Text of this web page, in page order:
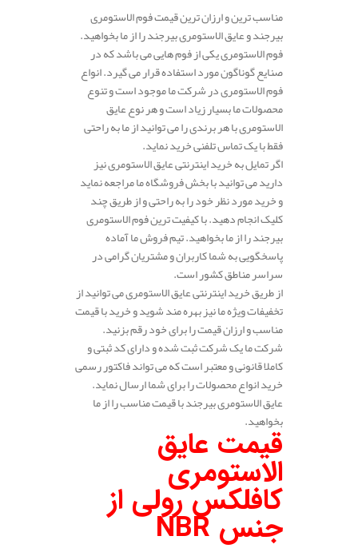
مناسب ترین و ارزان ترین قیمت فوم الاستومری
بیرجند و عایق الاستومری بیرجند را از ما بخواهید.
فوم الاستومری یکی از فوم هایی می باشد که در
صنایع گوناگون مورد استفاده قرار می گیرد. انواع
فوم الاستومری در شرکت ما موجود است و تنوع
محصولات ما بسیار زیاد است و هر نوع عایق
الاستومری با هر برندی را می توانید از ما به راحتی
فقط با یک تماس تلفنی خرید نماید.
اگر تمایل به خرید اینترنتی عایق الاستومری نیز
دارید می توانید با بخش فروشگاه ما مراجعه نماید
و خرید مورد نظر خود را به راحتی و از طریق چند
کلیک انجام دهید. با کیفیت ترین فوم الاستومری
بیرجند را از ما بخواهید. تیم فروش ما آماده
پاسخگویی به شما کاربران و مشتریان گرامی در
سراسر مناطق کشور است.
از طریق خرید اینترنتی عایق الاستومری می توانید از
تخفیفات ویژه ما نیز بهره مند شوید و خرید با قیمت
مناسب و ارزان قیمت را برای خود رقم بزنید.
شرکت ما یک شرکت ثبت شده و دارای کد ثبتی و
کاملا قانونی و معتبر است که می تواند فاکتور رسمی
خرید انواع محصولات را برای شما ارسال نماید.
عایق الاستومری بیرجند با قیمت مناسب را از ما
بخواهید.
قیمت عایق
الاستومری
کافلکس رولی از
جنس NBR